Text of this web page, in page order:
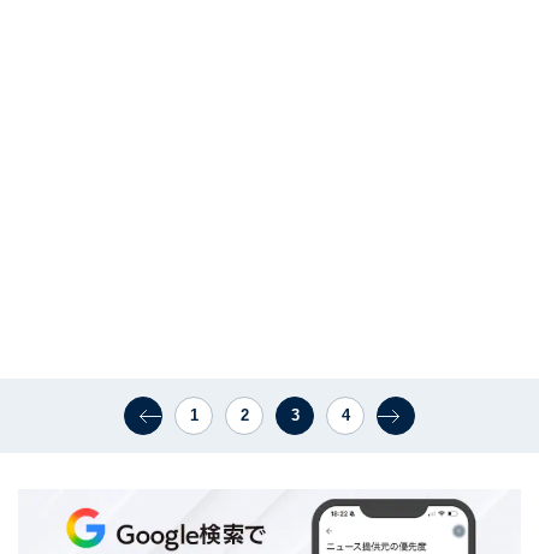
1 2 3 4